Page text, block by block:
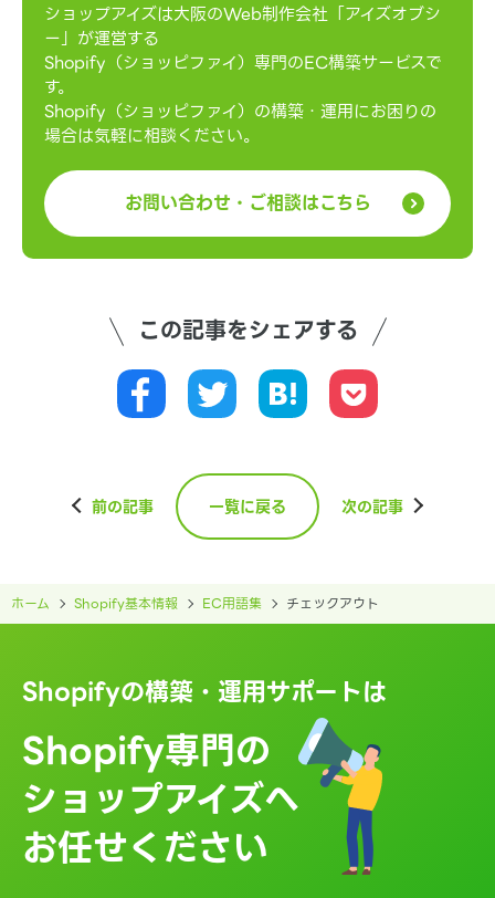
ショップアイズは大阪のWeb制作会社「アイズオブシ
ー」が運営する
Shopify（ショッピファイ）専門のEC構築サービスで
す。
Shopify（ショッピファイ）の構築・運用にお困りの
場合は気軽に相談ください。
お問い合わせ・ご相談はこちら
この記事をシェアする
前の記事 一覧に戻る 次の記事
ホーム Shopify基本情報 EC用語集 チェックアウト
Shopifyの構築・運用サポートは
Shopify専門の
ショップアイズへ
お任せください